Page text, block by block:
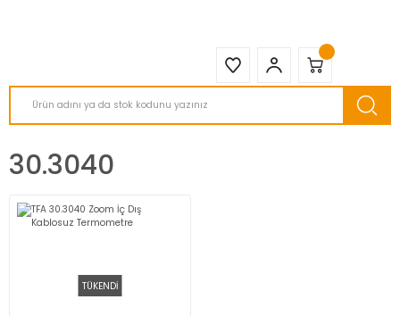
30.3040
TÜKENDİ